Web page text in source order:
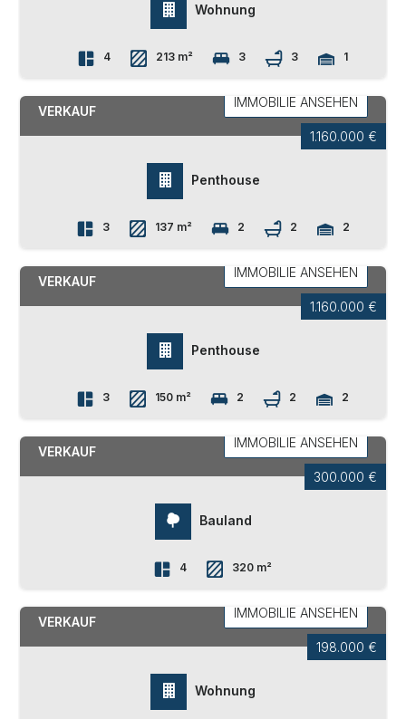
Wohnung
4 213 m² 3 3 1
1.160.000 €
VERKAUF
IMMOBILIE ANSEHEN
Penthouse
3 137 m² 2 2 2
1.160.000 €
VERKAUF
IMMOBILIE ANSEHEN
Penthouse
3 150 m² 2 2 2
300.000 €
VERKAUF
IMMOBILIE ANSEHEN
Bauland
4 320 m²
198.000 €
VERKAUF
IMMOBILIE ANSEHEN
Wohnung